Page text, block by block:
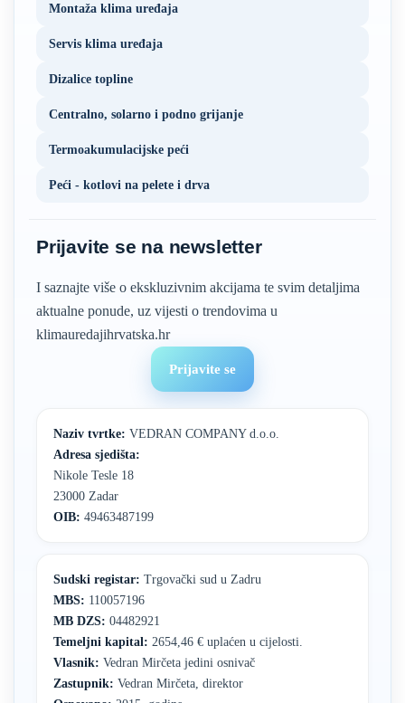
Montaža klima uređaja
Servis klima uređaja
Dizalice topline
Centralno, solarno i podno grijanje
Termoakumulacijske peći
Peći - kotlovi na pelete i drva
Prijavite se na newsletter
I saznajte više o ekskluzivnim akcijama te svim detaljima
aktualne ponude, uz vijesti o trendovima u
klimauredajihrvatska.hr
Prijavite se
Naziv tvrtke: VEDRAN COMPANY d.o.o.
Adresa sjedišta:
Nikole Tesle 18
23000 Zadar
OIB: 49463487199
Sudski registar: Trgovački sud u Zadru
MBS: 110057196
MB DZS: 04482921
Temeljni kapital: 2654,46 € uplaćen u cijelosti.
Vlasnik: Vedran Mirčeta jedini osnivač
Zastupnik: Vedran Mirčeta, direktor